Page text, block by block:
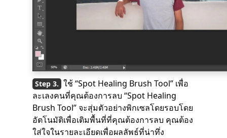
ใช้ “Spot Healing Brush Tool” เพื่อ
ละเลงคนที่คุณต้องการลบ “Spot Healing
Brush Tool” จะสุ่มตัวอย่างพิกเซลโดยรอบโดย
อัตโนมัติเพื่อเติมพื้นที่ที่คุณต้องการลบ คุณต้อง
ใส่ใจในรายละเอียดเพื่อผลลัพธ์ที่น่าทึ่ง